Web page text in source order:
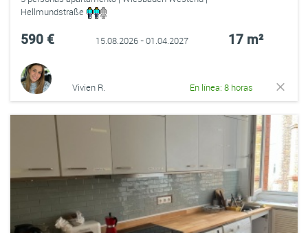
Hellmundstraße
590 € 15.08.2026 - 01.04.2027 17 m²
Vivien R. En línea: 8 horas